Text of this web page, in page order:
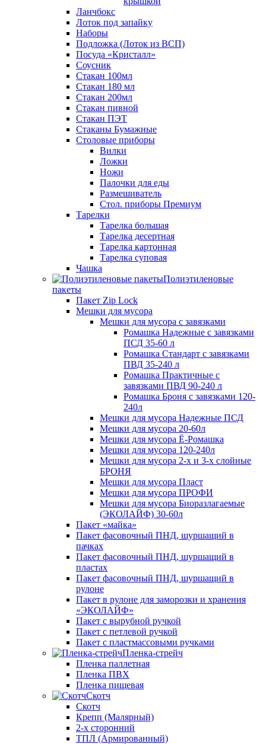
Ланчбокс
Лоток под запайку
Наборы
Подложка (Лоток из ВСП)
Посуда «Кристалл»
Соусник
Стакан 100мл
Стакан 180 мл
Стакан 200мл
Стакан пивной
Стакан ПЭТ
Стаканы Бумажные
Столовые приборы
Вилки
Ложки
Ножи
Палочки для еды
Размешиватель
Стол. приборы Премиум
Тарелки
Тарелка большая
Тарелка десертная
Тарелка картонная
Тарелка суповая
Чашка
Полиэтиленовые
пакеты
Пакет Zip Lock
Мешки для мусора
Мешки для мусора с завязками
Ромашка Надежные с завязками
ПСД 35-60 л
Ромашка Стандарт с завязками
ПВД 35-240 л
Ромашка Практичные с
завязками ПВД 90-240 л
Ромашка Броня с завязками 120-
240л
Мешки для мусора Надежные ПСД
Мешки для мусора 20-60л
Мешки для мусора Ё-Ромашка
Мешки для мусора 120-240л
Мешки для мусора 2-х и 3-х слойные
БРОНЯ
Мешки для мусора Пласт
Мешки для мусора ПРОФИ
Мешки для мусора Биоразлагаемые
(ЭКОЛАЙФ) 30-60л
Пакет «майка»
Пакет фасовочный ПНД, шуршащий в
пачках
Пакет фасовочный ПНД, шуршащий в
пластах
Пакет фасовочный ПНД, шуршащий в
рулоне
Пакет в рулоне для заморозки и хранения
«ЭКОЛАЙФ»
Пакет с вырубной ручкой
Пакет с петлевой ручкой
Пакет с пластмассовыми ручками
Пленка-стрейч
Пленка паллетная
Пленка ПВХ
Пленка пищевая
Скотч
Скотч
Крепп (Малярный)
2-х сторонний
ТПЛ (Армированный)